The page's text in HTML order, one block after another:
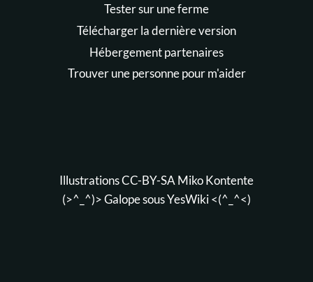
Tester sur une ferme
Télécharger la dernière version
Hébergement partenaires
Trouver une personne pour m'aider
Illustrations CC-BY-SAMiko Kontente
(>^_^)> Galope sousYesWiki<(^_^<)